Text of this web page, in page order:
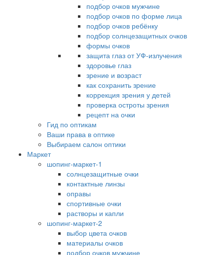
подбор очков мужчине
подбор очков по форме лица
подбор очков ребёнку
подбор солнцезащитных очков
формы очков
защита глаз от УФ-излучения
здоровье глаз
зрение и возраст
как сохранить зрение
коррекция зрения у детей
проверка остроты зрения
рецепт на очки
Гид по оптикам
Ваши права в оптике
Выбираем салон оптики
Маркет
шопинг-маркет-1
солнцезащитные очки
контактные линзы
оправы
спортивные очки
растворы и капли
шопинг-маркет-2
выбор цвета очков
материалы очков
подбор очков мужчине